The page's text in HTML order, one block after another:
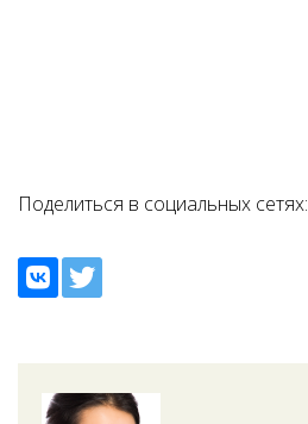
Поделиться в социальных сетях: